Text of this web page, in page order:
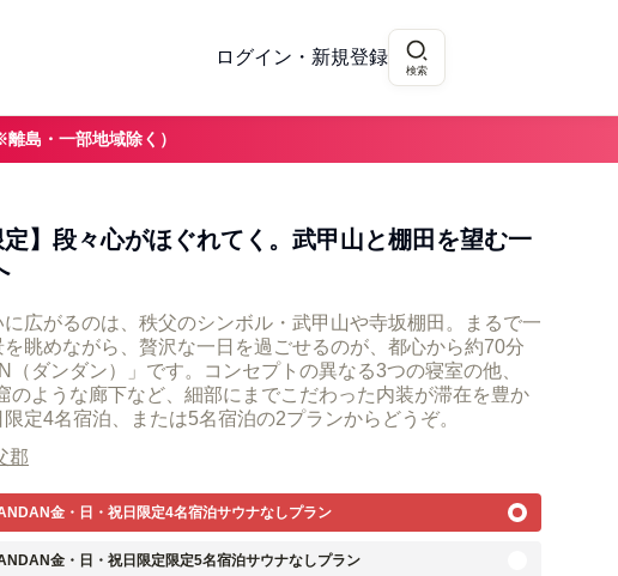
ログイン・新規登録
検索
島・一部地域除く）
定】段々心がほぐれてく。武甲山と棚田を望む一
広がるのは、秩父のシンボル・武甲山や寺坂棚田。まるで一
眺めながら、贅沢な一日を過ごせるのが、都心から約70分
ダンダン）」です。コンセプトの異なる3つの寝室の他、
のような廊下など、細部にまでこだわった内装が滞在を豊か
定4名宿泊、または5名宿泊の2プランからどうぞ。
郡
金・日・祝日限定4名宿泊サウナなしプラン
金・日・祝日限定限定5名宿泊サウナなしプラン